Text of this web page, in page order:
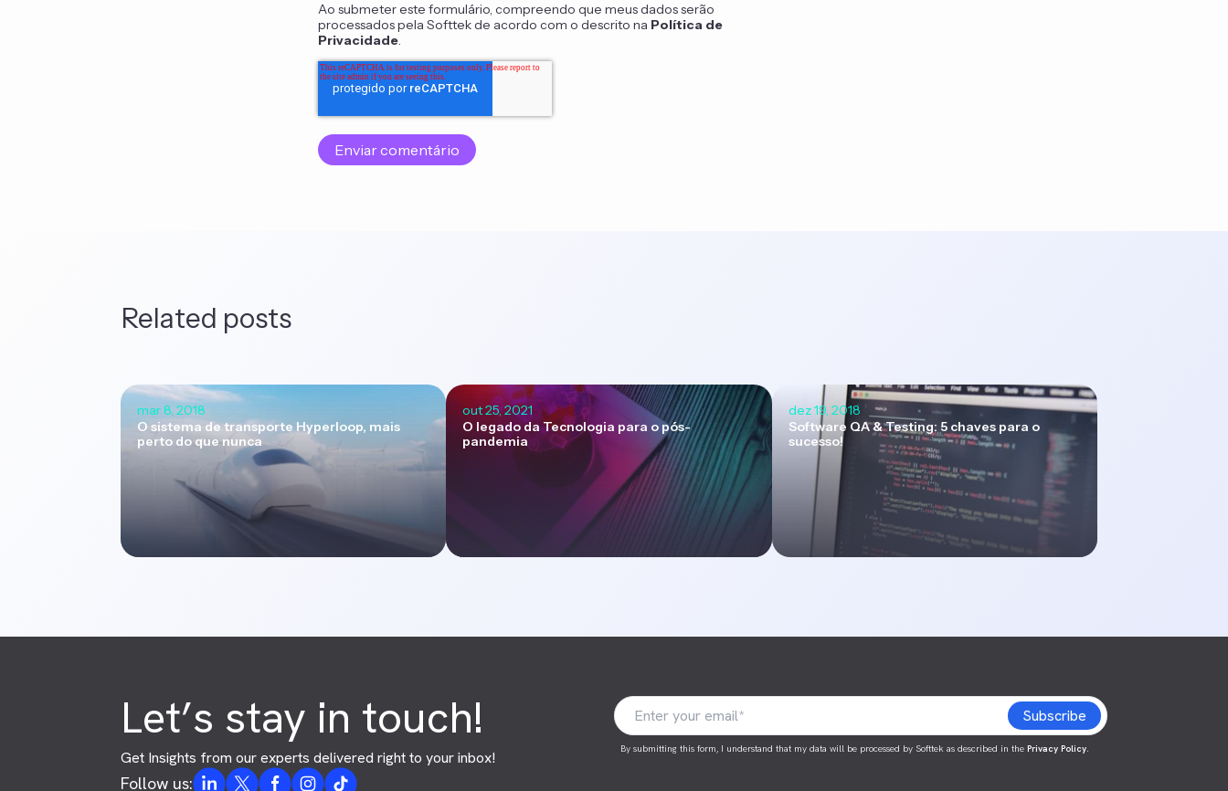
Ao submeter este formulário, compreendo que meus dados serão
processados pela Softtek de acordo com o descrito na Política de
Privacidade.
Related posts
mar 8, 2018
O sistema de transporte Hyperloop, mais
perto do que nunca
out 25, 2021
O legado da Tecnologia para o pós-
pandemia
dez 19, 2018
Software QA & Testing: 5 chaves para o
sucesso!
Let’s stay in touch!
Get Insights from our experts delivered right to your inbox!
Follow us:
By submitting this form, I understand that my data will be processed by Softtek as described in the Privacy Policy.